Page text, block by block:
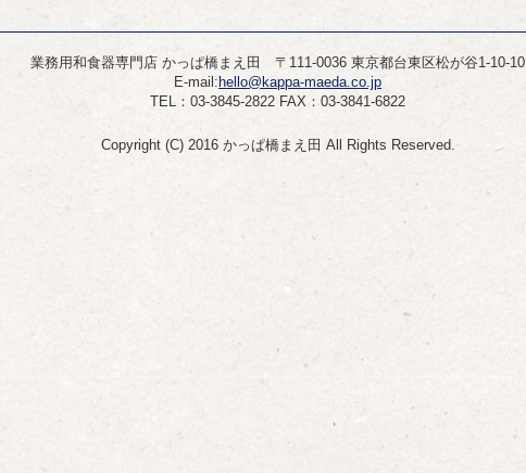
業務用和食器専門店 かっぱ橋まえ田 〒111-0036 東京都台東区松が谷1-10-10
E-mail:hello@kappa-maeda.co.jp
TEL：03-3845-2822 FAX：03-3841-6822
Copyright (C) 2016 かっぱ橋まえ田 All Rights Reserved.